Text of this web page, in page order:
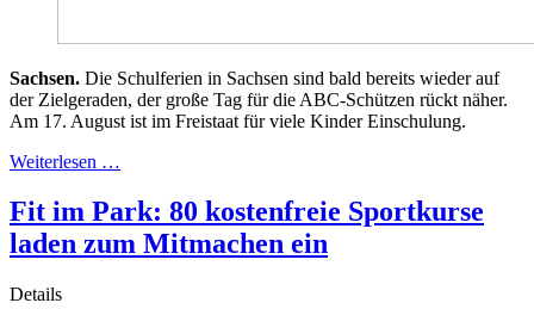
Sachsen. Die Schulferien in Sachsen sind bald bereits wieder auf
der Zielgeraden, der große Tag für die ABC-Schützen rückt näher.
Am 17. August ist im Freistaat für viele Kinder Einschulung.
Weiterlesen …
Fit im Park: 80 kostenfreie Sportkurse
laden zum Mitmachen ein
Details